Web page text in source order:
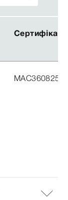
Сертифікат
Сертифікат